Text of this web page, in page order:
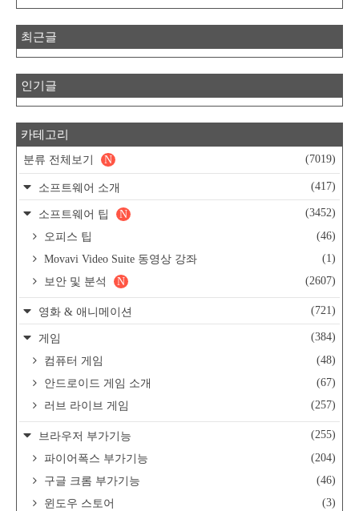
최근글
인기글
카테고리
분류 전체보기 (7019)
N
소프트웨어 소개 (417)
소프트웨어 팁 (3452)
N
오피스 팁
(46)
Movavi Video Suite 동영상 강좌
(1)
보안 및 분석
(2607)
N
영화 & 애니메이션 (721)
게임
(384)
컴퓨터 게임
(48)
안드로이드 게임 소개
(67)
러브 라이브 게임
(257)
브라우저 부가기능
(255)
파이어폭스 부가기능
(204)
구글 크롬 부가기능
(46)
윈도우 스토어
(3)